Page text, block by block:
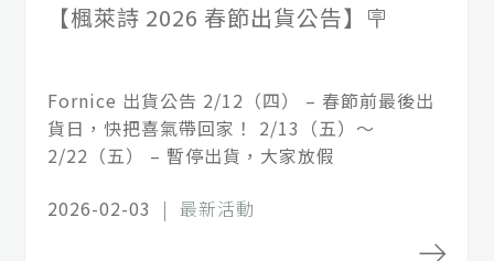
春節出貨公告】🪧
告 2/12（四） – 春節前最後出
帶回家！ 2/13（五）～
停出貨，大家放假
最新活動
2025
謝謝 2025 一路
詩而言並不容